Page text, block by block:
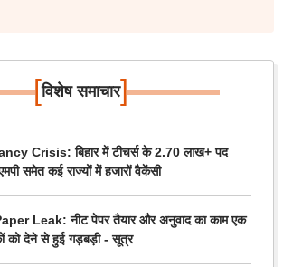
[विशेष समाचार]
Crisis: बिहार में टीचर्स के 2.70 लाख+ पद
समेत कई राज्यों में हजारों वैकेंसी
Leak: नीट पेपर तैयार और अनुवाद का काम एक
को देने से हुई गड़बड़ी - सूत्र